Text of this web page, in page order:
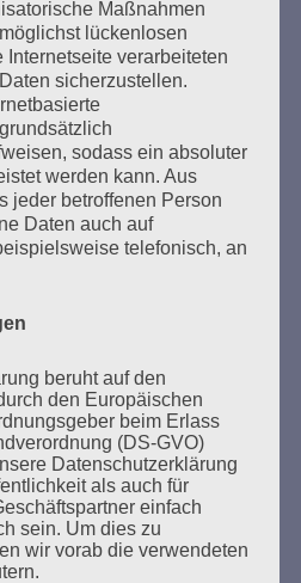
hervortreten!
AUS DEN
Maßnahmen
lückenlosen
Internetseite verarbeiteten
sicherzustellen.
sodass ein absoluter
werden kann. Aus
jeder betroffenen Person
Daten auch auf
telefonisch, an
beruht auf den
den Europäischen
beim Erlass
(DS-GVO)
Datenschutzerklärung
als auch für
einfach
sein. Um dies zu
wir vorab die verwendeten